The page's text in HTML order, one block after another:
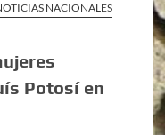
NACIONALES
Potosí en